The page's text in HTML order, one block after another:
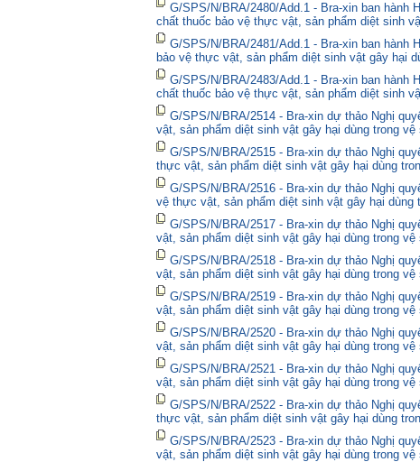
G/SPS/N/BRA/2480/Add.1 - Bra-xin ban hành
chất thuốc bảo vệ thực vật, sản phẩm diệt sinh
G/SPS/N/BRA/2481/Add.1 - Bra-xin ban hành
bảo vệ thực vật, sản phẩm diệt sinh vật gây hại
G/SPS/N/BRA/2483/Add.1 - Bra-xin ban hành
chất thuốc bảo vệ thực vật, sản phẩm diệt sinh
G/SPS/N/BRA/2514 - Bra-xin dự thảo Nghị
vật, sản phẩm diệt sinh vật gây hại dùng trong vệ
G/SPS/N/BRA/2515 - Bra-xin dự thảo Nghị
thực vật, sản phẩm diệt sinh vật gây hại dùng
G/SPS/N/BRA/2516 - Bra-xin dự thảo Nghị
vệ thực vật, sản phẩm diệt sinh vật gây hại dùng
G/SPS/N/BRA/2517 - Bra-xin dự thảo Nghị
vật, sản phẩm diệt sinh vật gây hại dùng trong vệ
G/SPS/N/BRA/2518 - Bra-xin dự thảo Nghị
vật, sản phẩm diệt sinh vật gây hại dùng trong vệ
G/SPS/N/BRA/2519 - Bra-xin dự thảo Nghị
vật, sản phẩm diệt sinh vật gây hại dùng trong vệ
G/SPS/N/BRA/2520 - Bra-xin dự thảo Nghị
vật, sản phẩm diệt sinh vật gây hại dùng trong vệ
G/SPS/N/BRA/2521 - Bra-xin dự thảo Nghị
vật, sản phẩm diệt sinh vật gây hại dùng trong vệ
G/SPS/N/BRA/2522 - Bra-xin dự thảo Nghị
thực vật, sản phẩm diệt sinh vật gây hại dùng
G/SPS/N/BRA/2523 - Bra-xin dự thảo Nghị
vật, sản phẩm diệt sinh vật gây hại dùng trong vệ